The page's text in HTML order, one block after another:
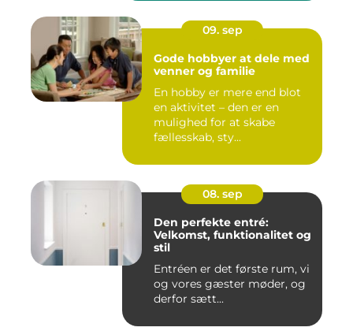
09. sep
Gode hobbyer at dele med
venner og familie
En hobby er mere end blot
en aktivitet – den er en
mulighed for at skabe
fællesskab, sty...
08. sep
Den perfekte entré:
Velkomst, funktionalitet og
stil
Entréen er det første rum, vi
og vores gæster møder, og
derfor sætt...